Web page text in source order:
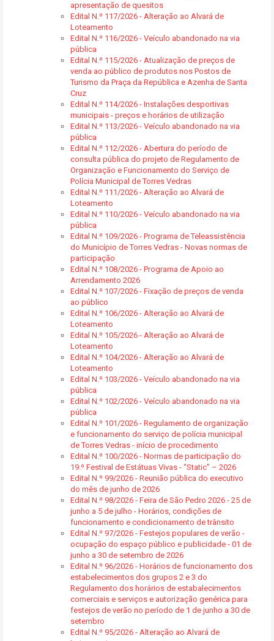
apresentação de quesitos
Edital N.º 117/2026 - Alteração ao Alvará de
Loteamento
Edital N.º 116/2026 - Veículo abandonado na via
pública
Edital N.º 115/2026 - Atualização de preços de
venda ao público de produtos nos Postos de
Turismo da Praça da República e Azenha de Santa
Cruz
Edital N.º 114/2026 - Instalações desportivas
municipais - preços e horários de utilização
Edital N.º 113/2026 - Veículo abandonado na via
pública
Edital N.º 112/2026 - Abertura do período de
consulta pública do projeto de Regulamento de
Organização e Funcionamento do Serviço de
Polícia Municipal de Torres Vedras
Edital N.º 111/2026 - Alteração ao Alvará de
Loteamento
Edital N.º 110/2026 - Veículo abandonado na via
pública
Edital N.º 109/2026 - Programa de Teleassistência
do Município de Torres Vedras - Novas normas de
participação
Edital N.º 108/2026 - Programa de Apoio ao
Arrendamento 2026
Edital N.º 107/2026 - Fixação de preços de venda
ao público
Edital N.º 106/2026 - Alteração ao Alvará de
Loteamento
Edital N.º 105/2026 - Alteração ao Alvará de
Loteamento
Edital N.º 104/2026 - Alteração ao Alvará de
Loteamento
Edital N.º 103/2026 - Veículo abandonado na via
pública
Edital N.º 102/2026 - Veículo abandonado na via
pública
Edital N.º 101/2026 - Regulamento de organização
e funcionamento do serviço de polícia municipal
de Torres Vedras - início de procedimento
Edital N.º 100/2026 - Normas de participação do
19.º Festival de Estátuas Vivas - “Static” – 2026
Edital N.º 99/2026 - Reunião pública do executivo
do mês de junho de 2026
Edital N.º 98/2026 - Feira de São Pedro 2026 - 25 de
junho a 5 de julho - Horários, condições de
funcionamento e condicionamento de trânsito
Edital N.º 97/2026 - Festejos populares de verão -
ocupação do espaço público e publicidade - 01 de
junho a 30 de setembro de 2026
Edital N.º 96/2026 - Horários de funcionamento dos
estabelecimentos dos grupos 2 e 3 do
Regulamento dos horários de estabalecimentos
comerciais e serviços e autorização genérica para
festejos de verão no período de 1 de junho a 30 de
setembro
Edital N.º 95/2026 - Alteração ao Alvará de